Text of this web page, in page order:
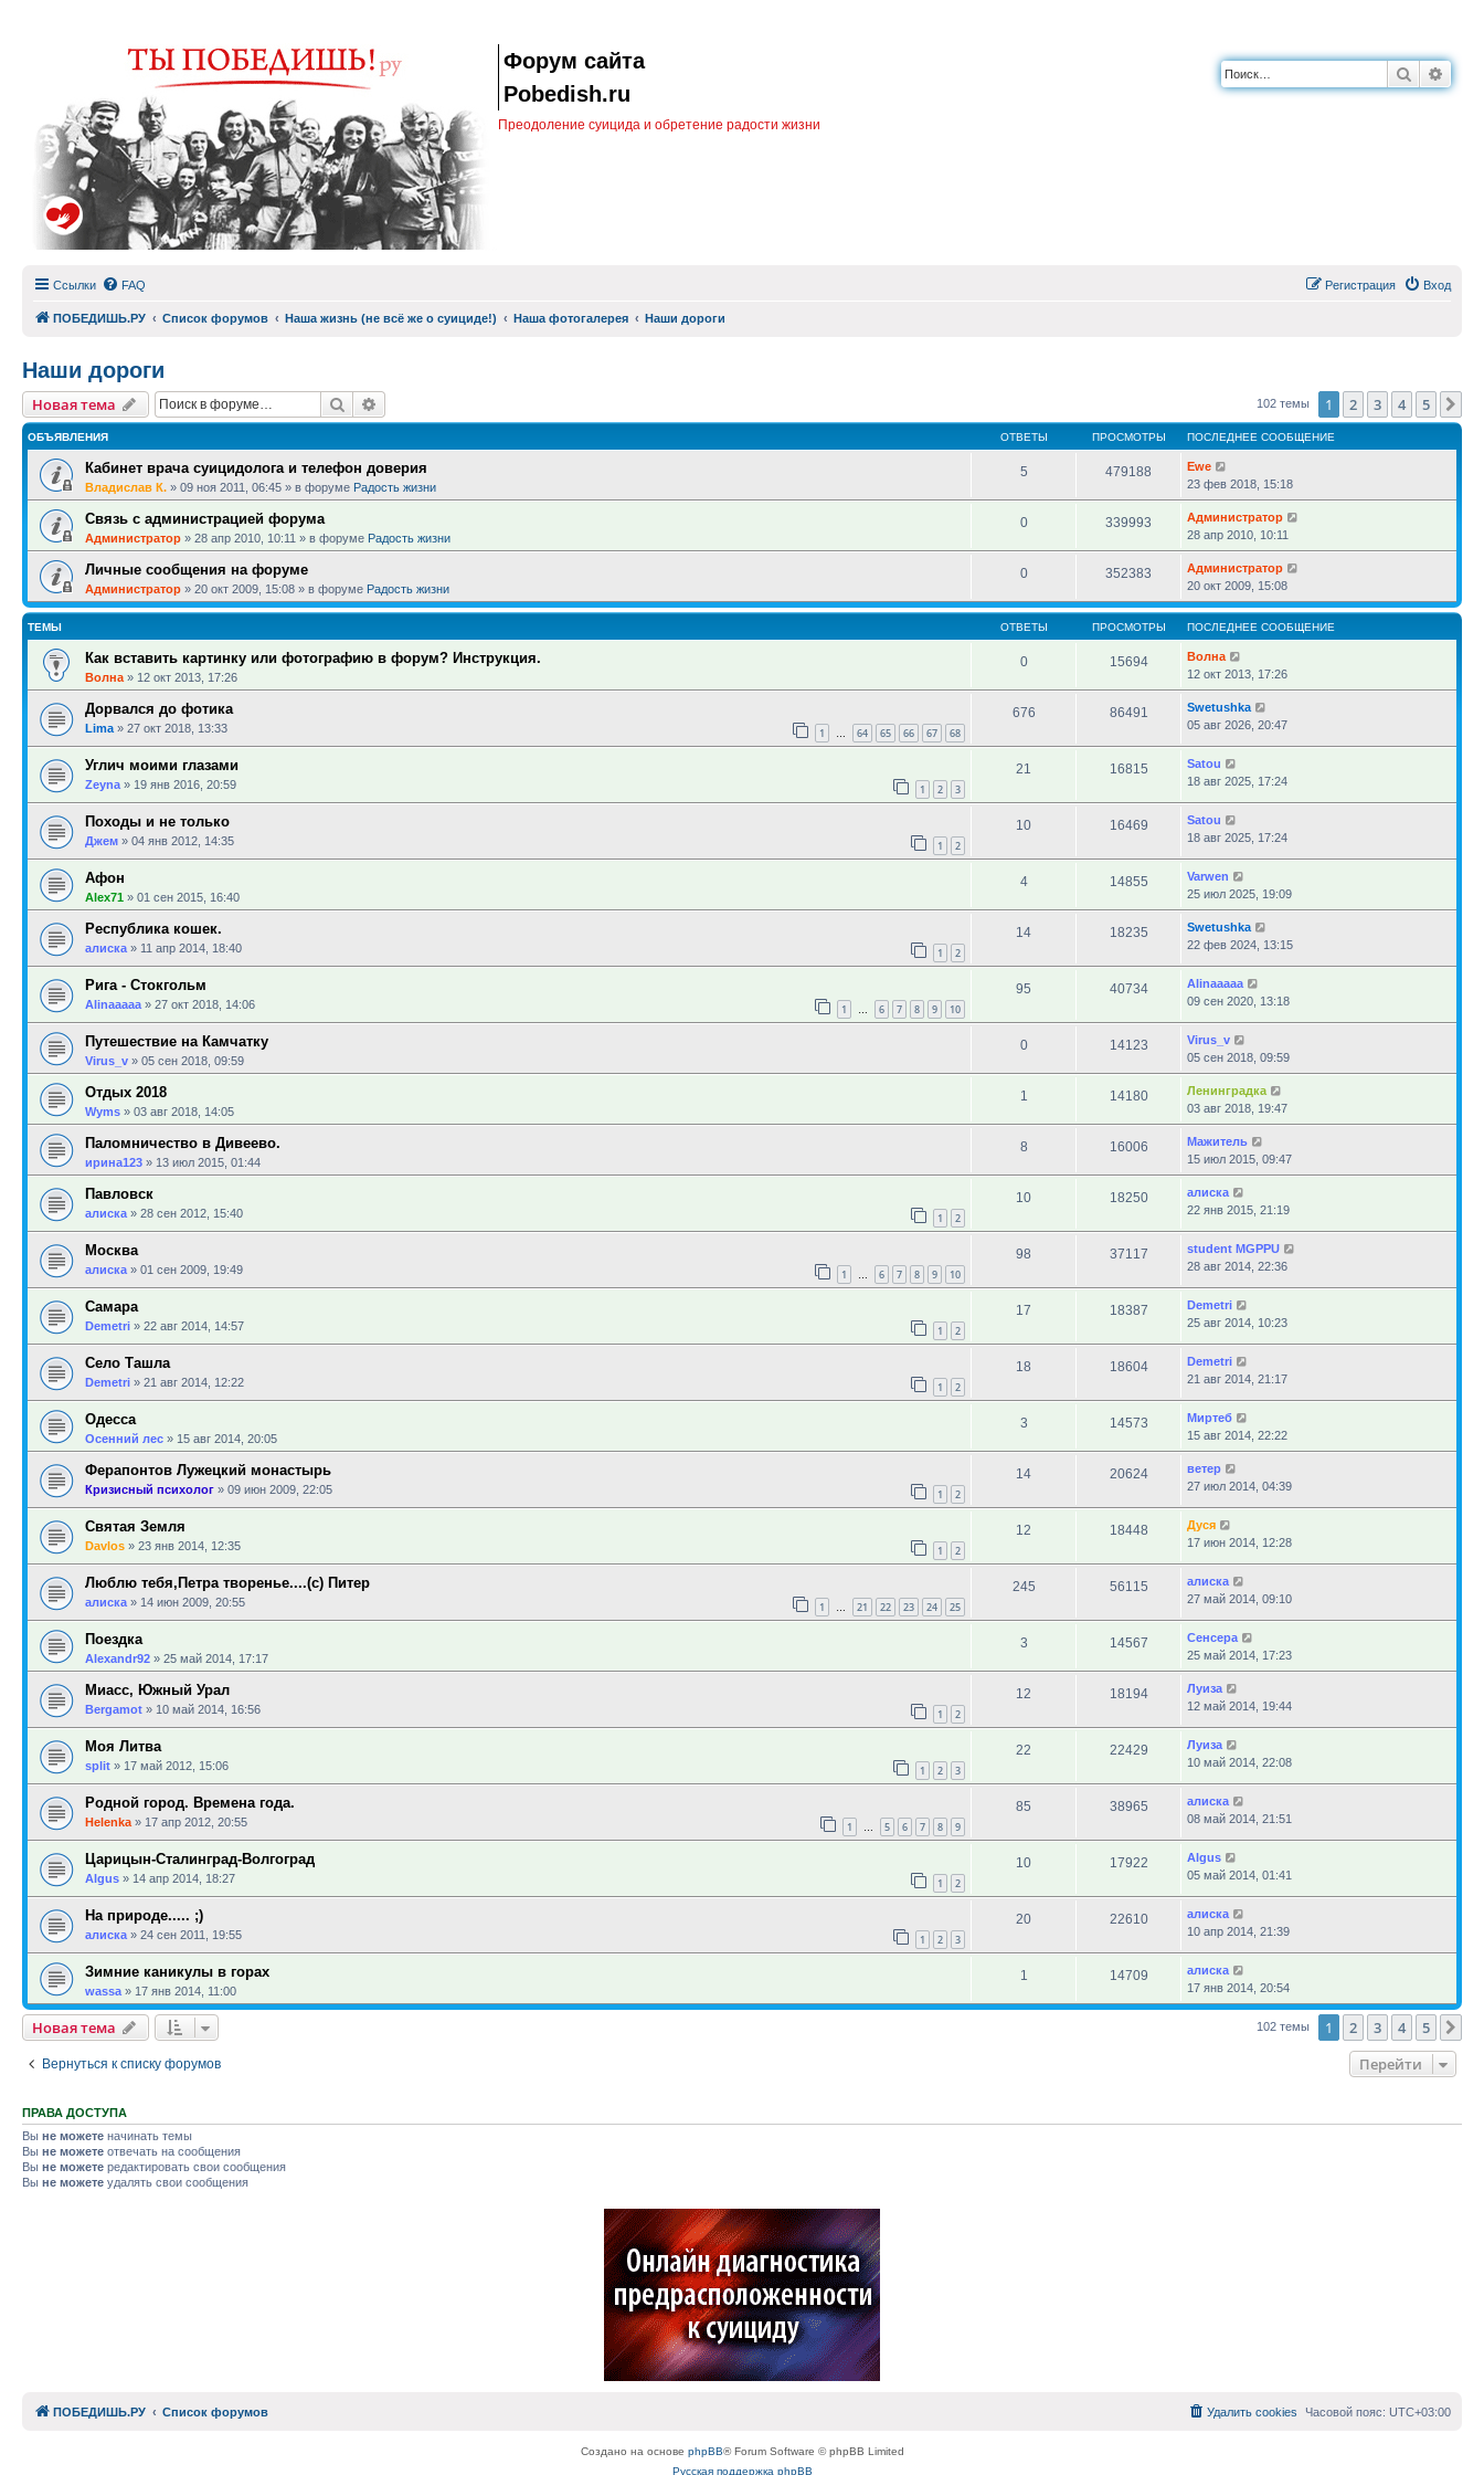
Форум сайта
Pobedish.ru
Преодоление суицида и обретение радости жизни
Поиск
Ссылки FAQ Вход
Регистрация
ПОБЕДИШЬ.РУ Список форумов Наша жизнь (не всё же о суициде!) Наша фотогалерея Наши дороги
Наши дороги
Новая тема Поиск 102 темы 1 2 3 4 5
ОБЪЯВЛЕНИЯ ОТВЕТЫ ПРОСМОТРЫ ПОСЛЕДНЕЕ СООБЩЕНИЕ
Кабинет врача суицидолога и телефон доверия
Владислав К. » 09 ноя 2011, 06:45 » в форуме Радость жизни
5 479188
Ewe
23 фев 2018, 15:18
Связь с администрацией форума
Администратор » 28 апр 2010, 10:11 » в форуме Радость жизни
0 339993
Администратор
28 апр 2010, 10:11
Личные сообщения на форуме
Администратор » 20 окт 2009, 15:08 » в форуме Радость жизни
0 352383
Администратор
20 окт 2009, 15:08
ТЕМЫ ОТВЕТЫ ПРОСМОТРЫ ПОСЛЕДНЕЕ СООБЩЕНИЕ
Как вставить картинку или фотографию в форум? Инструкция.
Волна » 12 окт 2013, 17:26
0 15694
Волна
12 окт 2013, 17:26
Дорвался до фотика
Lima » 27 окт 2018, 13:33 1 … 64 65 66 67 68
676 86491
Swetushka
05 авг 2026, 20:47
Углич моими глазами
Zeyna » 19 янв 2016, 20:59 1 2 3
21 16815
Satou
18 авг 2025, 17:24
Походы и не только
Джем » 04 янв 2012, 14:35 1 2
10 16469
Satou
18 авг 2025, 17:24
Афон
Alex71 » 01 сен 2015, 16:40
4 14855
Varwen
25 июл 2025, 19:09
Республика кошек.
алиска » 11 апр 2014, 18:40 1 2
14 18235
Swetushka
22 фев 2024, 13:15
Рига - Стокгольм
Alinaaaaa » 27 окт 2018, 14:06 1 … 6 7 8 9 10
95 40734
Alinaaaaa
09 сен 2020, 13:18
Путешествие на Камчатку
Virus_v » 05 сен 2018, 09:59
0 14123
Virus_v
05 сен 2018, 09:59
Отдых 2018
Wyms » 03 авг 2018, 14:05
1 14180
Ленинградка
03 авг 2018, 19:47
Паломничество в Дивеево.
ирина123 » 13 июл 2015, 01:44
8 16006
Мажитель
15 июл 2015, 09:47
Павловск
алиска » 28 сен 2012, 15:40 1 2
10 18250
алиска
22 янв 2015, 21:19
Москва
алиска » 01 сен 2009, 19:49 1 … 6 7 8 9 10
98 37117
student MGPPU
28 авг 2014, 22:36
Самара
Demetri » 22 авг 2014, 14:57 1 2
17 18387
Demetri
25 авг 2014, 10:23
Село Ташла
Demetri » 21 авг 2014, 12:22 1 2
18 18604
Demetri
21 авг 2014, 21:17
Одесса
Осенний лес » 15 авг 2014, 20:05
3 14573
Миртеб
15 авг 2014, 22:22
Ферапонтов Лужецкий монастырь
Кризисный психолог » 09 июн 2009, 22:05 1 2
14 20624
ветер
27 июл 2014, 04:39
Святая Земля
Davlos » 23 янв 2014, 12:35 1 2
12 18448
Дуся
17 июн 2014, 12:28
Люблю тебя,Петра творенье....(с) Питер
алиска » 14 июн 2009, 20:55 1 … 21 22 23 24 25
245 56115
алиска
27 май 2014, 09:10
Поездка
Alexandr92 » 25 май 2014, 17:17
3 14567
Сенсера
25 май 2014, 17:23
Миасс, Южный Урал
Bergamot » 10 май 2014, 16:56 1 2
12 18194
Луиза
12 май 2014, 19:44
Моя Литва
sрlit » 17 май 2012, 15:06 1 2 3
22 22429
Луиза
10 май 2014, 22:08
Родной город. Времена года.
Helenka » 17 апр 2012, 20:55 1 … 5 6 7 8 9
85 38965
алиска
08 май 2014, 21:51
Царицын-Сталинград-Волгоград
Algus » 14 апр 2014, 18:27 1 2
10 17922
Algus
05 май 2014, 01:41
На природе..... ;)
алиска » 24 сен 2011, 19:55 1 2 3
20 22610
алиска
10 апр 2014, 21:39
Зимние каникулы в горах
wassa » 17 янв 2014, 11:00
1 14709
алиска
17 янв 2014, 20:54
Новая тема 102 темы 1 2 3 4 5
Вернуться к списку форумов Перейти
ПРАВА ДОСТУПА
Вы не можете начинать темы
Вы не можете отвечать на сообщения
Вы не можете редактировать свои сообщения
Вы не можете удалять свои сообщения
ПОБЕДИШЬ.РУ Список форумов Часовой пояс: UTC+03:00
Удалить cookies
Создано на основе phpBB® Forum Software © phpBB Limited
Русская поддержка phpBB